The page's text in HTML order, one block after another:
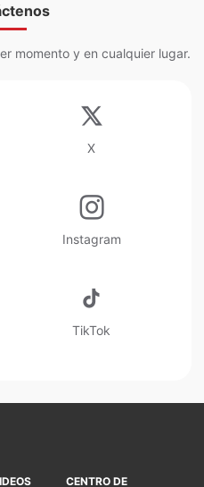
momento y en cualquier lugar.
X
Instagram
TikTok
CENTRO DE